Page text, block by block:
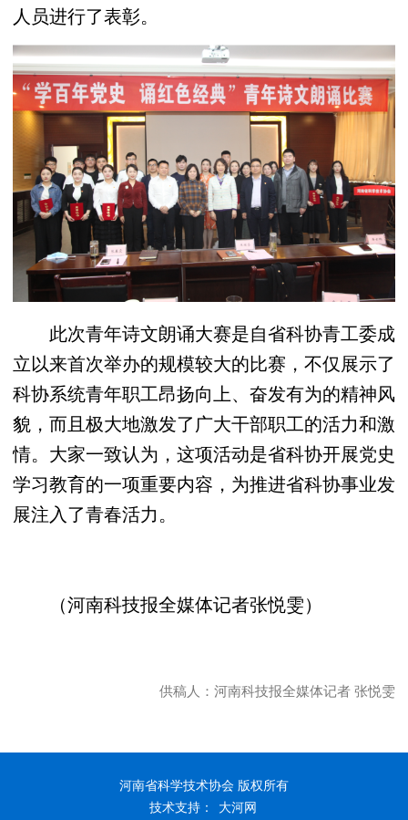
人员进行了表彰。
此次青年诗文朗诵大赛是自省科协青工委成
立以来首次举办的规模较大的比赛，不仅展示了
科协系统青年职工昂扬向上、奋发有为的精神风
貌，而且极大地激发了广大干部职工的活力和激
情。大家一致认为，这项活动是省科协开展党史
学习教育的一项重要内容，为推进省科协事业发
展注入了青春活力。
（河南科技报全媒体记者张悦雯）
供稿人：河南科技报全媒体记者 张悦雯
河南省科学技术协会 版权所有
技术支持：
大河网